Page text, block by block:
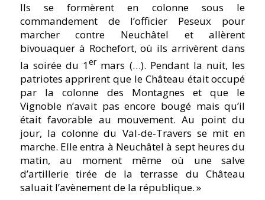
Ils se formèrent en colonne sous le
commandement de l’officier Peseux pour
marcher contre Neuchâtel et allèrent
bivouaquer à Rochefort, où ils arrivèrent dans
la soirée du 1ermars (…). Pendant la nuit, les
patriotes apprirent que le Château était occupé
par la colonne des Montagnes et que le
Vignoble n’avait pas encore bougé mais qu’il
était favorable au mouvement. Au point du
jour, la colonne du Val-de-Travers se mit en
marche. Elle entra à Neuchâtel à sept heures du
matin, au moment même où une salve
d’artillerie tirée de la terrasse du Château
saluait l’avènement de la république. »